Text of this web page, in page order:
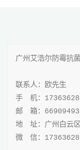
安
全"
干
燥
剂"
广州艾浩尔防霉抗
联系人：欧先生
手 机：
邮 箱：
地 址：广州白云
微 信：